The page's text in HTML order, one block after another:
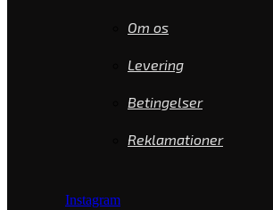
Om os
Levering
Betingelser
Reklamationer
Instagram